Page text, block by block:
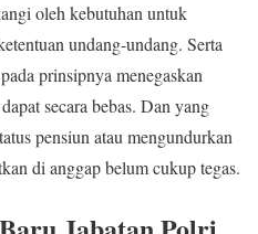
oleh kebutuhan untuk
undang-undang. Serta
prinsipnya menegaskan
secara bebas. Dan yang
pensiun atau mengundurkan
di anggap belum cukup tegas.